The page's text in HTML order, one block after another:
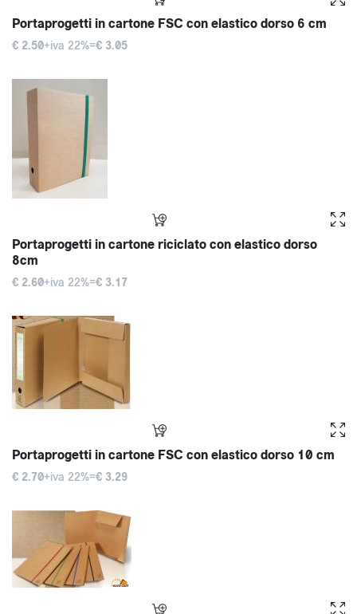
Portaprogetti in cartone FSC con elastico dorso 6 cm
€ 2.50+iva 22%=€ 3.05
Portaprogetti in cartone riciclato con elastico dorso
8cm
€ 2.60+iva 22%=€ 3.17
Portaprogetti in cartone FSC con elastico dorso 10 cm
€ 2.70+iva 22%=€ 3.29